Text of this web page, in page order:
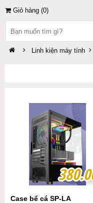
Giỏ hàng (0)
Linh kiện máy tính
Case bể cá SP-LA